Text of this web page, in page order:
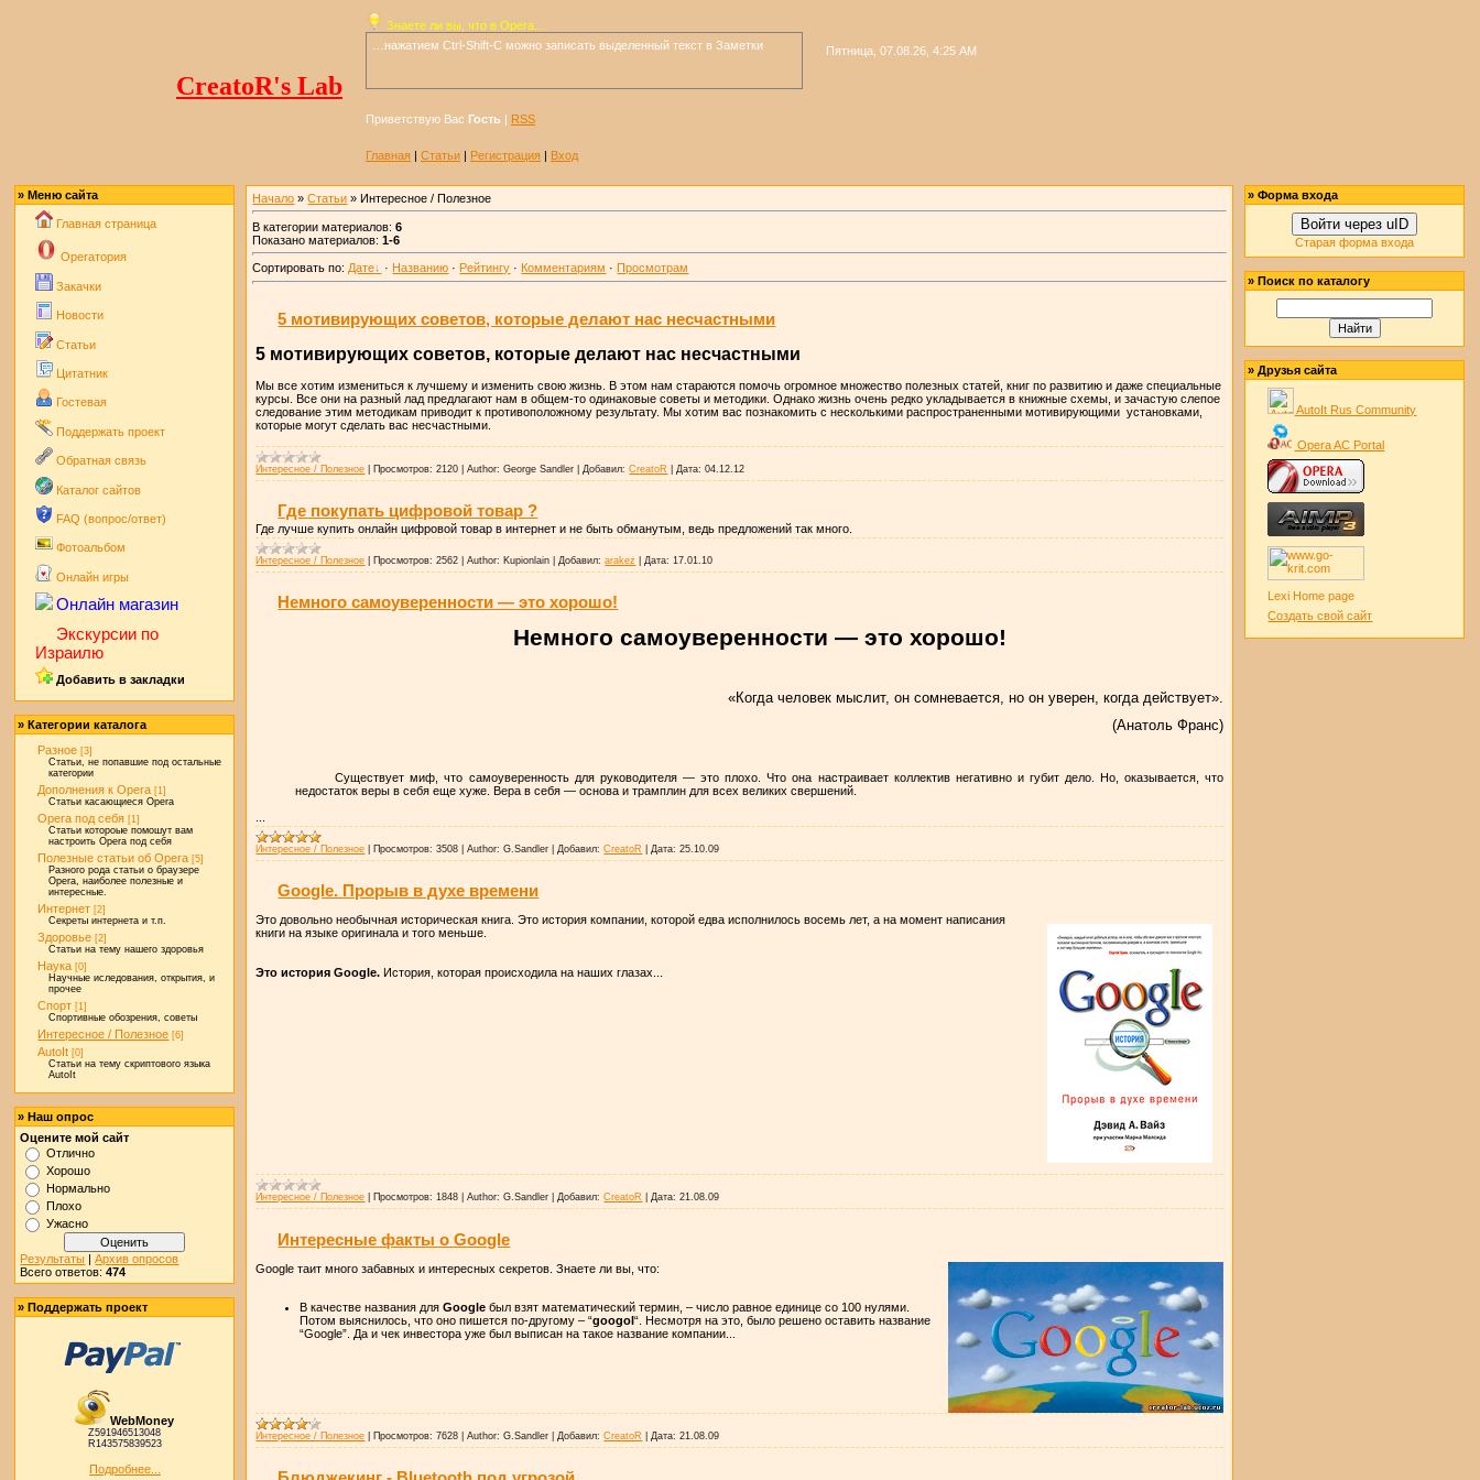
CreatoR's Lab
Знаете ли вы, что в Opera...
…нажатием Ctrl-Shift-C можно записать выделенный текст в Заметки
Пятница, 07.08.26, 4:25 AM
Приветствую Вас Гость | RSS
Главная | Статьи | Регистрация | Вход
» Меню сайта
Главная страница
Operaтория
Закачки
Новости
Статьи
Цитатник
Гостевая
Поддержать проект
Обратная связь
Каталог сайтов
FAQ (вопрос/ответ)
Фотоальбом
Онлайн игры
Онлайн магазин
Экскурсии по
Израилю
Добавить в закладки
» Категории каталога
Разное [3]
Статьи, не попавшие под остальные
категории
Дополнения к Opera [1]
Статьи касающиеся Opera
Opera под себя [1]
Статьи котороые помошут вам
настроить Opera под себя
Полезные статьи об Opera [5]
Разного рода статьи о браузере
Opera, наиболее полезные и
интересные.
Интернет [2]
Секреты интернета и т.п.
Здоровье [2]
Статьи на тему нашего здоровья
Наука [0]
Научные иследования, открытия, и
прочее
Спорт [1]
Спортивные обозрения, советы
Интересное / Полезное [6]
AutoIt [0]
Статьи на тему скриптового языка
AutoIt
» Наш опрос
Оцените мой сайт
Отлично
Хорошо
Нормально
Плохо
Ужасно
Результаты |Архив опросов
Всего ответов:474
» Поддержать проект
WebMoney
Z591946513048
R143575839523
Подробнее...
Начало »Статьи » Интересное / Полезное
В категории материалов:6
Показано материалов:1-6
Сортировать по: Дате · Названию · Рейтингу · Комментариям · Просмотрам
5 мотивирующих советов, которые делают нас несчастными
5 мотивирующих советов, которые делают нас несчастными
Мы все хотим измениться к лучшему и изменить свою жизнь. В этом нам стараются помочь огромное множество полезных статей, книг по развитию и даже специальные
курсы. Все они на разный лад предлагают нам в общем-то одинаковые советы и методики. Однако жизнь очень редко укладывается в книжные схемы, и зачастую слепое
следование этим методикам приводит к противоположному результату. Мы хотим вас познакомить с несколькими распространенными мотивирующими установками,
которые могут сделать вас несчастными.
Интересное / Полезное Просмотров: 2120 |Author: George Sandler Добавил: CreatoR Дата: 04.12.12
Где покупать цифровой товар ?
Где лучше купить онлайн цифровой товар в интернет и не быть обманутым, ведь предложений так много.
Интересное / Полезное Просмотров: 2562 |Author: Kupionlain Добавил: arakez Дата: 17.01.10
Немного самоуверенности — это хорошо!
Немного самоуверенности — это хорошо!
«Когда человек мыслит, он сомневается, но он уверен, когда действует».
(Анатоль Франс)
Существует миф, что самоуверенность для руководителя — это плохо. Что она настраивает коллектив негативно и губит дело. Но, оказывается, что
недостаток веры в себя еще хуже. Вера в себя — основа и трамплин для всех великих свершений.
Интересное / Полезное Просмотров: 3508 |Author: G.Sandler Добавил: CreatoR Дата: 25.10.09
Google. Прорыв в духе времени
Это довольно необычная историческая книга. Это история компании, которой едва исполнилось восемь лет, а на момент написания
книги на языке оригинала и того меньше.
Это история Google. История, которая происходила на наших глазах...
Интересное / Полезное Просмотров: 1848 |Author: G.Sandler |Добавил: CreatoR |Дата: 21.08.09
Интересные факты о Google
Google таит много забавных и интересных секретов. Знаете ли вы, что:
В качестве названия дляGoogle был взят математический термин, – число равное единице со 100 нулями.
Потом выяснилось, что оно пишется по-другому – “googol“. Несмотря на это, было решено оставить название
“Google”. Да и чек инвестора уже был выписан на такое название компании...
Интересное / Полезное Просмотров: 7628 |Author: G.Sandler Добавил: CreatoR Дата: 21.08.09
» Форма входа
Войти через uID
Старая форма входа
» Поиск по каталогу
» Друзья сайта
AutoIt Rus Community
Opera AC Portal
Lexi Home page
Создать свой сайт